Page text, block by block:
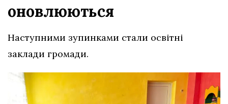
оновлюються
Наступними зупинками стали освітні
заклади громади.